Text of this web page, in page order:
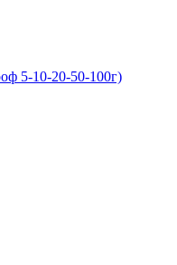
5-10-20-50-100г)